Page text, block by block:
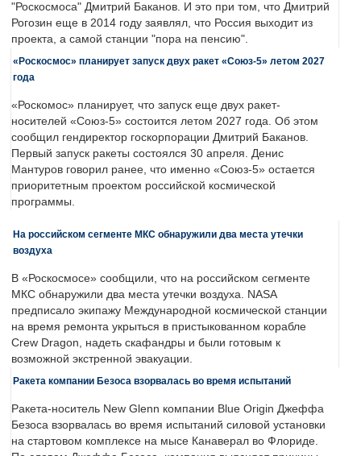
"Роскосмоса" Дмитрий Баканов. И это при том, что Дмитрий
Рогозин еще в 2014 году заявлял, что Россия выходит из
проекта, а самой станции "пора на пенсию".
«Роскосмос» планирует запуск двух ракет «Союз-5» летом 2027
года
«Роскомос» планирует, что запуск еще двух ракет-
носителей «Союз-5» состоится летом 2027 года. Об этом
сообщил гендиректор госкорпорации Дмитрий Баканов.
Первый запуск ракеты состоялся 30 апреля. Денис
Мантуров говорил ранее, что именно «Союз-5» остается
приоритетным проектом российской космической
программы.
На российском сегменте МКС обнаружили два места утечки
воздуха
В «Роскосмосе» сообщили, что на российском сегменте
МКС обнаружили два места утечки воздуха. NASA
предписало экипажу Международной космической станции
на время ремонта укрыться в пристыкованном корабле
Crew Dragon, надеть скафандры и были готовым к
возможной экстренной эвакуации.
Ракета компании Безоса взорвалась во время испытаний
Ракета-носитель New Glenn компании Blue Origin Джеффа
Безоса взорвалась во время испытаний силовой установки
на стартовом комплексе на мысе Канаверал во Флориде.